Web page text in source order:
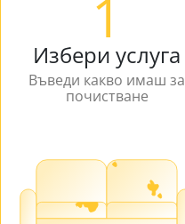
1
Избери услуга
Въведи какво имаш за
почистване